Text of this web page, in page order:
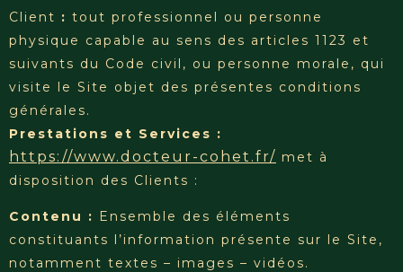
Client : tout professionnel ou personne
physique capable au sens des articles 1123 et
suivants du Code civil, ou personne morale, qui
visite le Site objet des présentes conditions
générales.
Prestations et Services :
https://www.docteur-cohet.fr/ met à
disposition des Clients :
Contenu : Ensemble des éléments
constituants l’information présente sur le Site,
notamment textes – images – vidéos.